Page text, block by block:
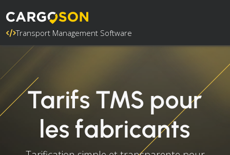
Transport Management Software
Tarifs TMS pour
les fabricants